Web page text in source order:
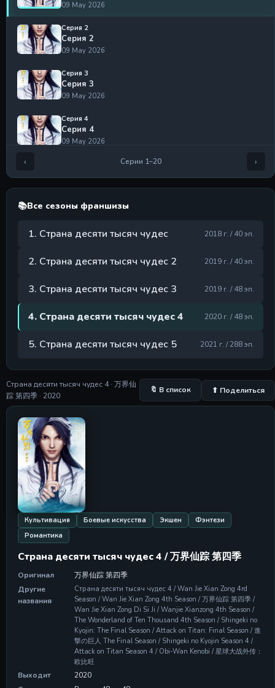
09 May 2026
Серия 2
Серия 2
09 May 2026
Серия 3
Серия 3
09 May 2026
Серия 4
Серия 4
09 May 2026
09 May 2026
Серия 6
09 May 2026
Серия 7
09 May 2026
Серия 9
09 May 2026
Серия 11
Серия 11
09 May 2026
Серия 12
Серия 12
09 May 2026
Серия 13
Серия 13
Серия 14
Серия 14
09 May 2026
Серия 15
Серия 15
09 May 2026
Серия 16
Серия 16
‹ Серии 1–20 ›
📚Все сезоны франшизы
1. Страна десяти тысяч чудес 2018 г. / 40 эп.
2. Страна десяти тысяч чудес 2 2019 г. / 40 эп.
3. Страна десяти тысяч чудес 3 2019 г. / 48 эп.
4. Страна десяти тысяч чудес 4 2020 г. / 48 эп.
5. Страна десяти тысяч чудес 5 2021 г. / 288 эп.
Страна десяти тысяч чудес 4 · 万界仙
踪 第四季 · 2020
🔖 В список ⬆ Поделиться
Культивация Боевые искусства Экшен
Фэнтези
Романтика
Страна десяти тысяч чудес 4 / 万界仙踪 第四季
Оригинал
万界仙踪 第四季
Другие
названия
Страна десяти тысяч чудес 4 / Wan Jie Xian Zong 4rd
Season / Wan Jie Xian Zong 4th Season / 万界仙踪 第四季 /
Wan Jie Xian Zong Di Si Ji / Wanjie Xianzong 4th Season /
The Wonderland of Ten Thousand 4th Season / Shingeki no
Kyojin: The Final Season / Attack on Titan: Final Season / 進
撃の巨人 The Final Season / Shingeki no Kyojin Season 4 /
Attack on Titan Season 4 / Obi-Wan Kenobi / 星球大战外传：
欧比旺
Выходит
2020